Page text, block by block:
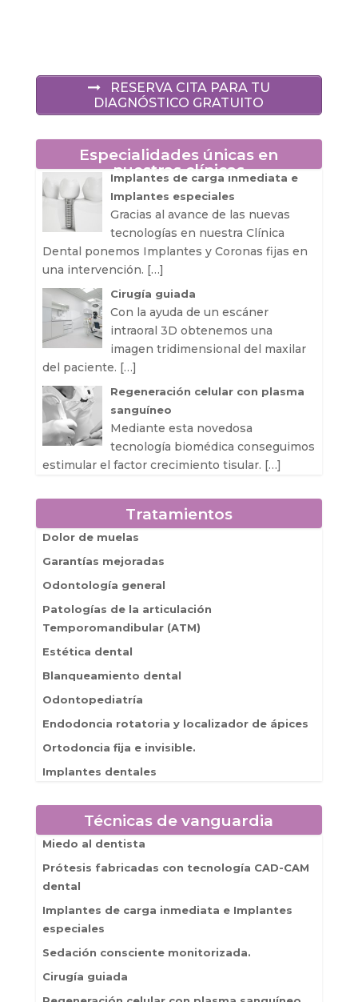
RESERVA CITA PARA TU
DIAGNÓSTICO GRATUITO
Especialidades únicas en
nuestras clínicas
Implantes de carga inmediata e
Implantes especiales
Gracias al avance de las nuevas
tecnologías en nuestra Clínica
Dental ponemos Implantes y Coronas fijas en
una intervención. […]
Cirugía guiada
Con la ayuda de un escáner
intraoral 3D obtenemos una
imagen tridimensional del maxilar
del paciente. […]
Regeneración celular con plasma
sanguíneo
Mediante esta novedosa
tecnología biomédica conseguimos
estimular el factor crecimiento tisular. […]
Tratamientos
Dolor de muelas
Garantías mejoradas
Odontología general
Patologías de la articulación
Temporomandibular (ATM)
Estética dental
Blanqueamiento dental
Odontopediatría
Endodoncia rotatoria y localizador de ápices
Ortodoncia fija e invisible.
Implantes dentales
Técnicas de vanguardia
Miedo al dentista
Prótesis fabricadas con tecnología CAD-CAM
dental
Implantes de carga inmediata e Implantes
especiales
Sedación consciente monitorizada.
Cirugía guiada